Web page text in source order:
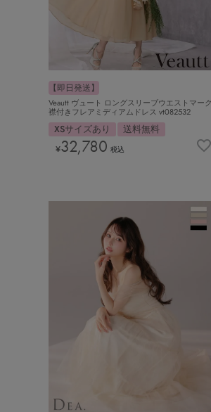
【即日発送】
Veautt ヴュート ロングスリーブウエストマーク
襟付きフレアミディアムドレス vt082532
XSサイズあり 送料無料
¥32,780 税込